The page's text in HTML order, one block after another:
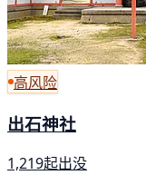
高风险
出石神社
1,219起出没